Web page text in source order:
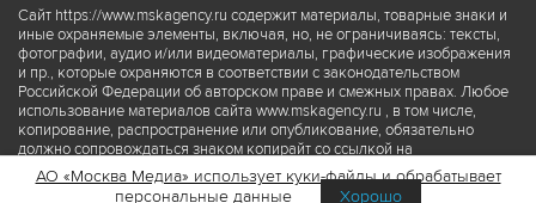
Сайт https://www.mskagency.ru содержит материалы, товарные знаки и
иные охраняемые элементы, включая, но, не ограничиваясь: тексты,
фотографии, аудио и/или видеоматериалы, графические изображения
и пр., которые охраняются в соответствии с законодательством
Российской Федерации об авторском праве и смежных правах. Любое
использование материалов сайта www.mskagency.ru , в том числе,
копирование, распространение или опубликование, обязательно
должно сопровождаться знаком копирайт со ссылкой на
правообладателя © АО «Москва Медиа», а также гиперссылкой на сайт
www.mskagency.ru как на первоисточник информации. Переработка
АО «Москва Медиа» использует куки-файлы и обрабатывает
персональные данные
Хорошо